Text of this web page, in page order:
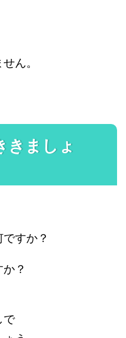
ん。
きましょ
すか？
？
で